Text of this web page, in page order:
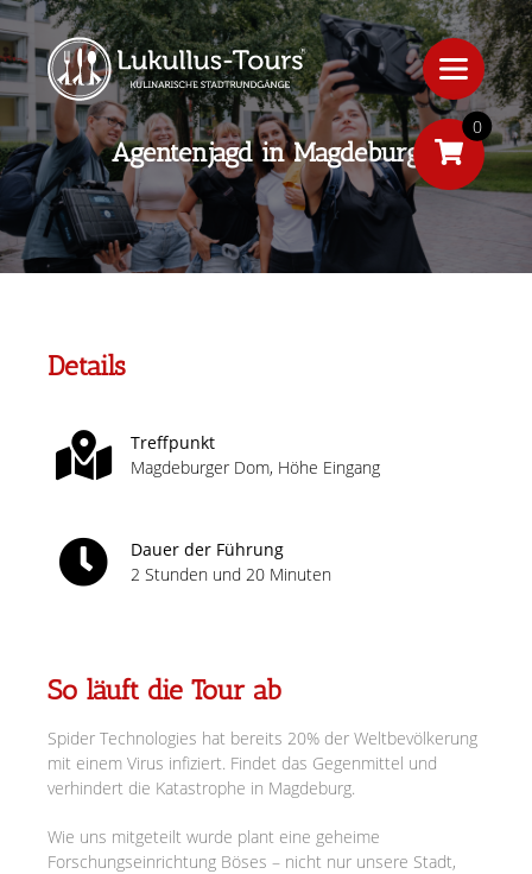
Agentenjagd in Magdeburg
Details
Treffpunkt
Magdeburger Dom, Höhe Eingang
Dauer der Führung
2 Stunden und 20 Minuten
So läuft die Tour ab
Spider Technologies hat bereits 20% der Weltbevölkerung
mit einem Virus infiziert. Findet das Gegenmittel und
verhindert die Katastrophe in Magdeburg.
Wie uns mitgeteilt wurde plant eine geheime
Forschungseinrichtung Böses – nicht nur unsere Stadt,
0